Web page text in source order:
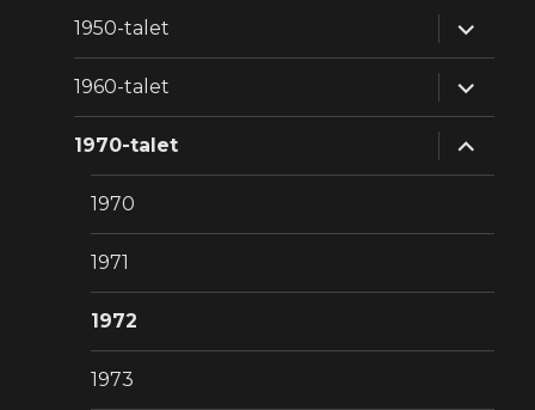
1950-talet
1960-talet
1970-talet
1970
1971
1972
1973